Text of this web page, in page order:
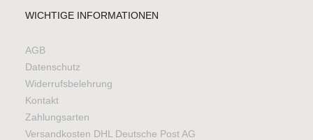
WICHTIGE INFORMATIONEN
AGB
Datenschutz
Widerrufsbelehrung
Kontakt
Zahlungsarten
Versandkosten DHL Deutsche Post AG